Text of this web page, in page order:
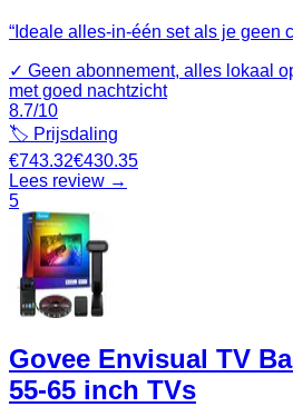
“ Ideale alles-in-één set als je geen
✓ Geen abonnement, alles lokaal
met goed nachtzicht
8.7/10
🏷️ Prijsdaling
€743.32€430.35
Lees review →
5
Govee Envisual TV
55-65 inch TVs